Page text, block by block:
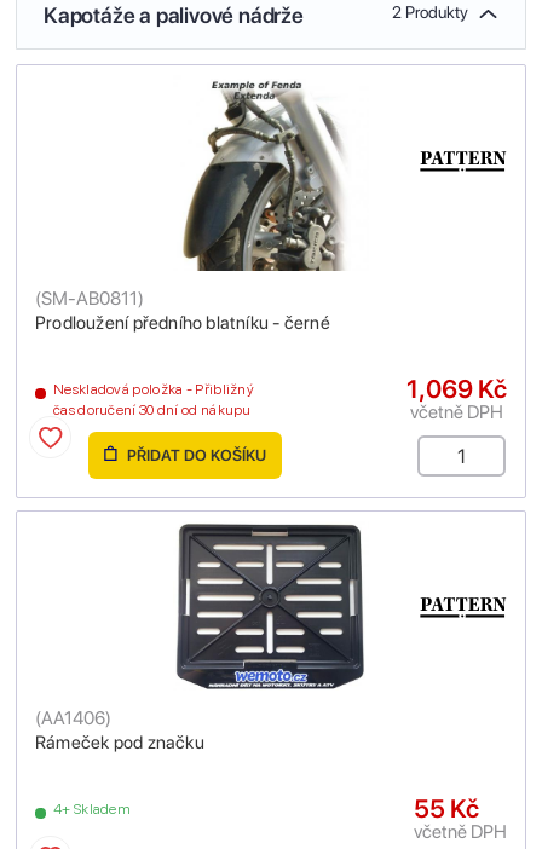
Kapotáže a palivové nádrže 2 Produkty
Prodloužení předního blatníku - černé
(SM-AB0811)
Neskladová položka - Přibližný
čas doručení 30 dní od nákupu
1,069 Kč
včetně DPH
PŘIDAT DO KOŠÍKU
Rámeček pod značku
(AA1406)
4+ Skladem 55 Kč
včetně DPH